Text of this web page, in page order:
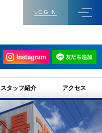
LOGIN
スタッフ紹介 アクセス